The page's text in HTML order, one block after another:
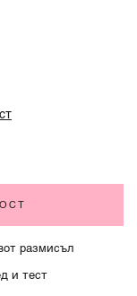
размисъл
и тест